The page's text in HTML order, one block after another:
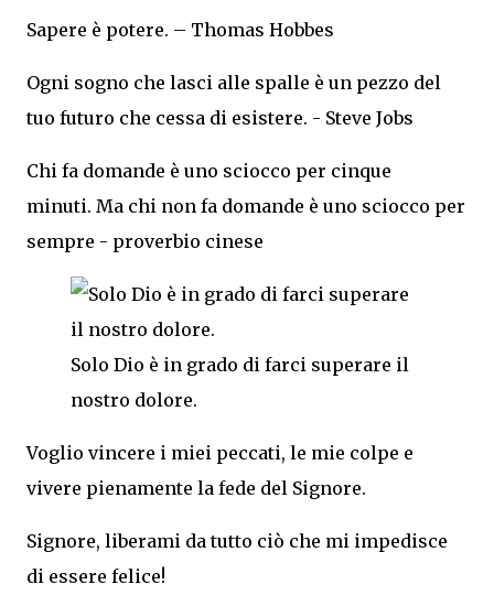
Sapere è potere. – Thomas Hobbes
Ogni sogno che lasci alle spalle è un pezzo del
tuo futuro che cessa di esistere. - Steve Jobs
Chi fa domande è uno sciocco per cinque
minuti. Ma chi non fa domande è uno sciocco per
sempre - proverbio cinese
Solo Dio è in grado di farci superare il
nostro dolore.
Voglio vincere i miei peccati, le mie colpe e
vivere pienamente la fede del Signore.
Signore, liberami da tutto ciò che mi impedisce
di essere felice!